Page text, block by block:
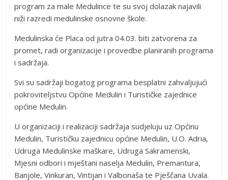
program za male Medulince te su svoj dolazak najavili
niži razredi medulinske osnovne škole.
Medulinska će Placa od jutra 04.03. biti zatvorena za
promet, radi organizacije i provedbe planiranih programa
i sadržaja.
Svi su sadržaji bogatog programa besplatni zahvaljujući
pokroviteljstvu Općine Medulin i Turističke zajednice
općine Medulin.
U organizaciji i realizaciji sadržaja sudjeluju uz Općinu
Medulin, Turističku zajednicu općine Medulin, U.O. Adria,
Udruga Medulinske maškare, Udruga Sakramenski,
Mjesni odbori i mještani naselja Medulin, Premantura,
Banjole, Vinkuran, Vintijan i Valbonaša te Pješčana Uvala.